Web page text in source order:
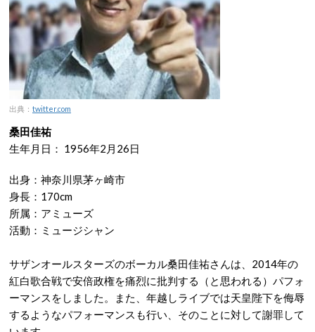
出典： twitter.com
桑田佳祐
生年月日： 1956年2月26日
出身：神奈川県茅ヶ崎市
身長：170cm
所属：アミューズ
活動：ミュージシャン
サザンオールスターズのボーカル桑田佳祐さんは、2014年の
紅白歌合戦で安倍政権を痛烈に批判する（と思われる）パフォ
ーマンスをしました。また、年越しライブでは天皇陛下を侮辱
するようなパフォーマンスも行い、そのことに対して謝罪して